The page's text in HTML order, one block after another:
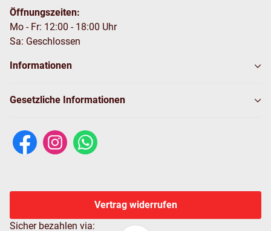
Öffnungszeiten:
Mo - Fr: 12:00 - 18:00 Uhr
Sa: Geschlossen
Informationen
Gesetzliche Informationen
Vertrag widerrufen
Sicher bezahlen via: